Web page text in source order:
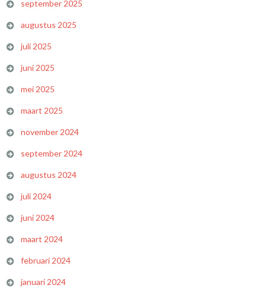
september 2025
augustus 2025
juli 2025
juni 2025
mei 2025
maart 2025
november 2024
september 2024
augustus 2024
juli 2024
juni 2024
maart 2024
februari 2024
januari 2024